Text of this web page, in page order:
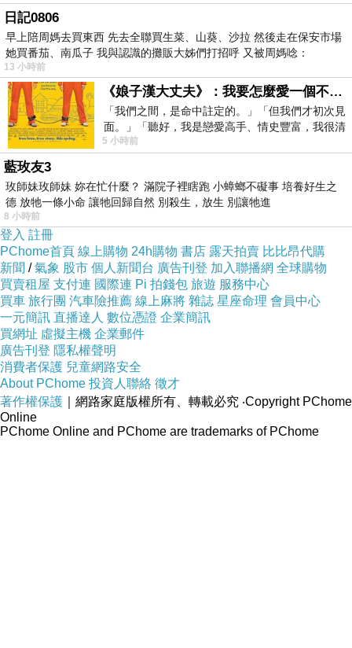
訊號中理解自己，就會被視為極難得。伯牙與子期的故事
正好建立在這種語境上：最高級的理解是聽出來的。但當
理解被神化成心領神會，我們就可能忽略溝通本身的責
任。很多關係需要說明、修正、重複和協調。若我們太相
信真正懂你的人自然會懂，就容易把普通人的不懂看成冷
漠。可是現實中，願意慢慢聽未必比一個瞬間聽懂你的人
低級。
「伯牙絕弦」值得重讀的地方是讓我們看見人對完全理解
的渴望。唯一知音的故事安慰了孤獨者，卻也可能加深孤
獨，因為它把普通關係都放在一個過高標準之下比較。人
當然可以珍惜那個懂自己最深的人，但也要知道理解不一
定只能以唯一的形式出現。若只相信唯一知音，失去知音
之後，世界就只剩沉默；若承認理解可以分散存在，人就
仍然有機會在不同關係中繼續發聲。
上一篇：三顧茅廬：為何人才總要被反覆證明值得邀請？
日記0806
早上陪周媽去買東西 先去全聯買生菜、山葵、沙拉 然後走在保安市場
她買番茄、南瓜子 我與認識的攤販大姊們打招呼 又被周媽唸：
13 小時前
《娘子漢大丈夫》：我要怎麼愛一個不存在的人？
「我們之間，是命中註定的。」「但我們才初次見
面。」「聽好，我是戀愛高手、情史豐富，我很清
楚這種感覺，你我之間的那種感覺，現
5 小時前
藍玫友3
玫師妹玫師妹 妳在忙什麼？ 滿院子裡瞎跑 小蟑螂不礙事 培養好生之
德 放牠一條小命 讓牠回歸自然 別殺生，放生 別讓牠進
8 小時前
登入 註冊
PChome首頁 線上購物 24h購物 書店 露天拍賣 比比昂代購
新聞 /氣象 股市 個人新聞台 廣告刊登 加入聯播網 全球購物
買賣租屋 支付連 國際連 Pi 拍錢包 旅遊 服務中心
買車 旅行團 汽車險推薦 線上麻將 雜誌 星座命理 會員中心
一元簡訊 直播達人 數位憑證 企業簡訊
買網址 虛擬主機 企業郵件
廣告刊登 隱私權聲明
消費者保護 兒童網路安全
About PChome 投資人聯絡 徵才
著作權保護 ｜網路家庭版權所有、轉載必究 ‧Copyright PChome
Online
PChome Online and PChome are trademarks of PChome